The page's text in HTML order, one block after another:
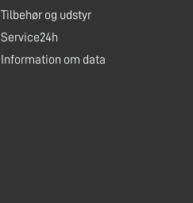
Tilbehør og udstyr
Service24h
Information om data